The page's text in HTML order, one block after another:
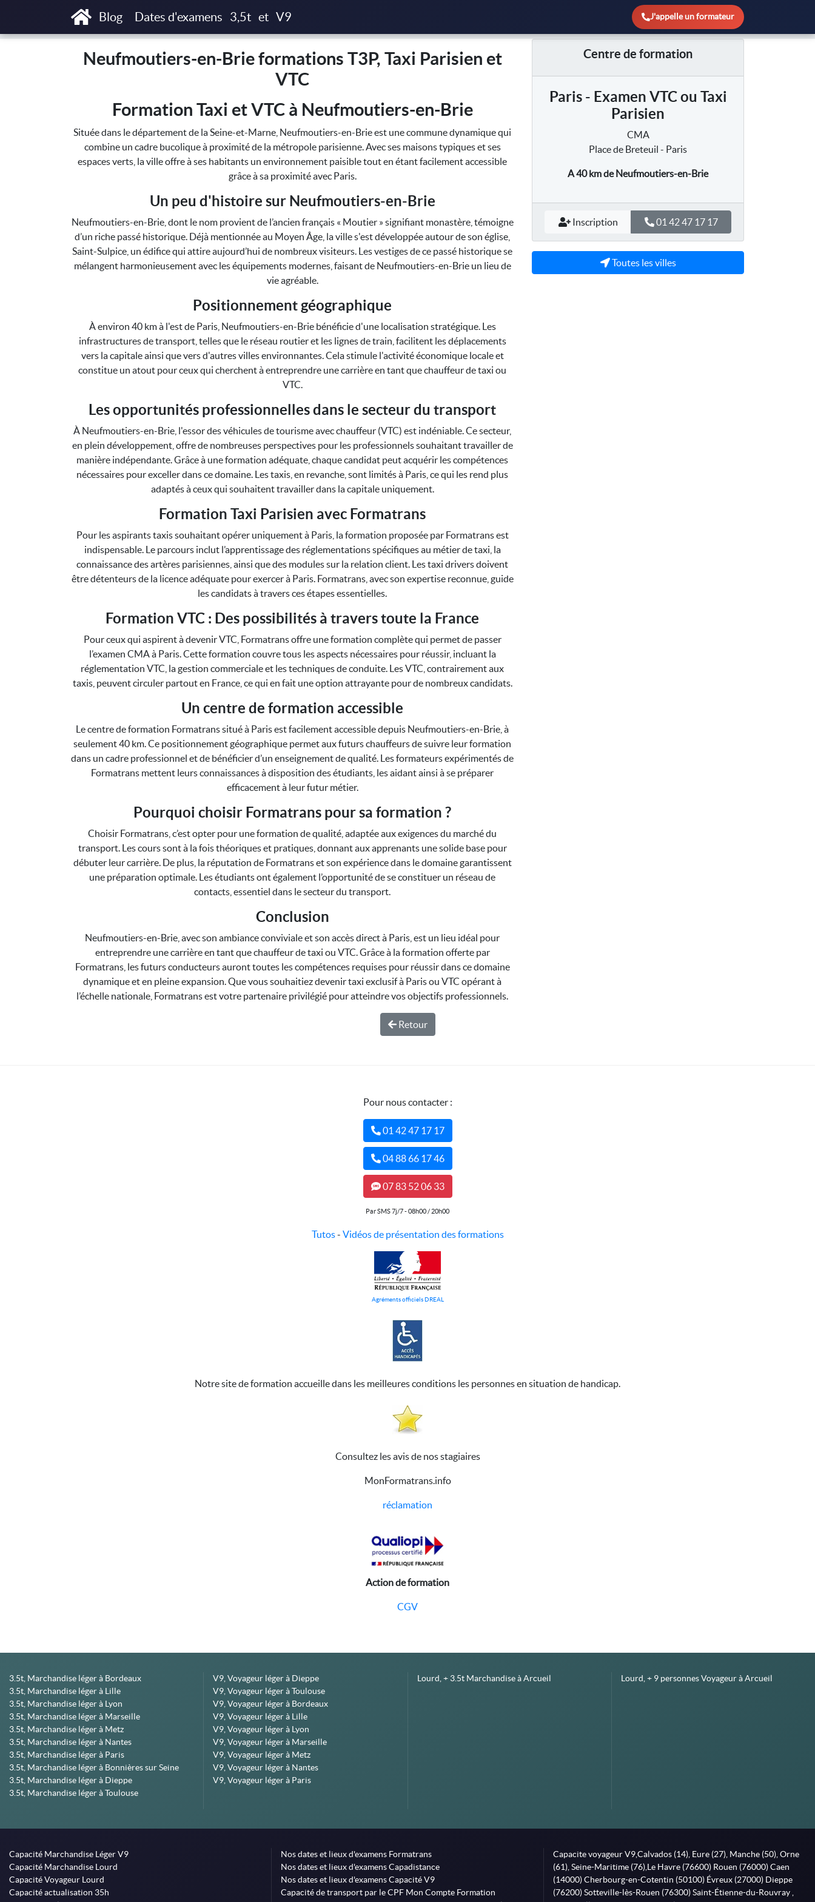
Blog Dates d'examens 3,5t et V9 J'appelle un formateur
Accueil Neufmoutiers-en-Brie formations T3P, Taxi Parisien et VTC
Neufmoutiers-en-Brie formations T3P, Taxi Parisien et
VTC
Formation Taxi et VTC à Neufmoutiers-en-Brie
Située dans le département de la Seine-et-Marne, Neufmoutiers-en-Brie est une commune dynamique qui
combine un cadre bucolique à proximité de la métropole parisienne. Avec ses maisons typiques et ses
espaces verts, la ville offre à ses habitants un environnement paisible tout en étant facilement accessible
grâce à sa proximité avec Paris.
Un peu d'histoire sur Neufmoutiers-en-Brie
Neufmoutiers-en-Brie, dont le nom provient de l’ancien français « Moutier » signifiant monastère, témoigne
d’un riche passé historique. Déjà mentionnée au Moyen Âge, la ville s'est développée autour de son église,
Saint-Sulpice, un édifice qui attire aujourd’hui de nombreux visiteurs. Les vestiges de ce passé historique se
mélangent harmonieusement avec les équipements modernes, faisant de Neufmoutiers-en-Brie un lieu de
vie agréable.
Positionnement géographique
À environ 40 km à l'est de Paris, Neufmoutiers-en-Brie bénéficie d'une localisation stratégique. Les
infrastructures de transport, telles que le réseau routier et les lignes de train, facilitent les déplacements
vers la capitale ainsi que vers d'autres villes environnantes. Cela stimule l'activité économique locale et
constitue un atout pour ceux qui cherchent à entreprendre une carrière en tant que chauffeur de taxi ou
VTC.
Les opportunités professionnelles dans le secteur du transport
À Neufmoutiers-en-Brie, l'essor des véhicules de tourisme avec chauffeur (VTC) est indéniable. Ce secteur,
en plein développement, offre de nombreuses perspectives pour les professionnels souhaitant travailler de
manière indépendante. Grâce à une formation adéquate, chaque candidat peut acquérir les compétences
nécessaires pour exceller dans ce domaine. Les taxis, en revanche, sont limités à Paris, ce qui les rend plus
adaptés à ceux qui souhaitent travailler dans la capitale uniquement.
Formation Taxi Parisien avec Formatrans
Pour les aspirants taxis souhaitant opérer uniquement à Paris, la formation proposée par Formatrans est
indispensable. Le parcours inclut l’apprentissage des réglementations spécifiques au métier de taxi, la
connaissance des artères parisiennes, ainsi que des modules sur la relation client. Les taxi drivers doivent
être détenteurs de la licence adéquate pour exercer à Paris. Formatrans, avec son expertise reconnue, guide
les candidats à travers ces étapes essentielles.
Formation VTC : Des possibilités à travers toute la France
Pour ceux qui aspirent à devenir VTC, Formatrans offre une formation complète qui permet de passer
l’examen CMA à Paris. Cette formation couvre tous les aspects nécessaires pour réussir, incluant la
réglementation VTC, la gestion commerciale et les techniques de conduite. Les VTC, contrairement aux
taxis, peuvent circuler partout en France, ce qui en fait une option attrayante pour de nombreux candidats.
Un centre de formation accessible
Le centre de formation Formatrans situé à Paris est facilement accessible depuis Neufmoutiers-en-Brie, à
seulement 40 km. Ce positionnement géographique permet aux futurs chauffeurs de suivre leur formation
dans un cadre professionnel et de bénéficier d’un enseignement de qualité. Les formateurs expérimentés de
Formatrans mettent leurs connaissances à disposition des étudiants, les aidant ainsi à se préparer
efficacement à leur futur métier.
Pourquoi choisir Formatrans pour sa formation ?
Choisir Formatrans, c’est opter pour une formation de qualité, adaptée aux exigences du marché du
transport. Les cours sont à la fois théoriques et pratiques, donnant aux apprenants une solide base pour
débuter leur carrière. De plus, la réputation de Formatrans et son expérience dans le domaine garantissent
une préparation optimale. Les étudiants ont également l’opportunité de se constituer un réseau de
contacts, essentiel dans le secteur du transport.
Conclusion
Neufmoutiers-en-Brie, avec son ambiance conviviale et son accès direct à Paris, est un lieu idéal pour
entreprendre une carrière en tant que chauffeur de taxi ou VTC. Grâce à la formation offerte par
Formatrans, les futurs conducteurs auront toutes les compétences requises pour réussir dans ce domaine
dynamique et en pleine expansion. Que vous souhaitiez devenir taxi exclusif à Paris ou VTC opérant à
l’échelle nationale, Formatrans est votre partenaire privilégié pour atteindre vos objectifs professionnels.
Centre de formation
Paris - Examen VTC ou Taxi
Parisien
CMA
Place de Breteuil - Paris
A 40 kmde Neufmoutiers-en-Brie
Inscription 01 42 47 17 17
Toutes les villes
Retour
Pour nous contacter :
01 42 47 17 17
04 88 66 17 46
07 83 52 06 33
Par SMS 7j/7 - 08h00 / 20h00
Tutos- Vidéos de présentation des formations
Agréments officiels DREAL
Notre site de formation accueille dans les meilleures conditions les personnes en situation de handicap.
Consultez les avis de nos stagiaires
MonFormatrans.info
réclamation
Action de formation
CGV
3.5t, Marchandise léger à Bordeaux
3.5t, Marchandise léger à Lille
3.5t, Marchandise léger à Lyon
3.5t, Marchandise léger à Marseille
3.5t, Marchandise léger à Metz
3.5t, Marchandise léger à Nantes
3.5t, Marchandise léger à Paris
3.5t, Marchandise léger à Bonnières sur Seine
3.5t, Marchandise léger à Dieppe
3.5t, Marchandise léger à Toulouse
V9, Voyageur léger à Dieppe
V9, Voyageur léger à Toulouse
V9, Voyageur léger à Bordeaux
V9, Voyageur léger à Lille
V9, Voyageur léger à Lyon
V9, Voyageur léger à Marseille
V9, Voyageur léger à Metz
V9, Voyageur léger à Nantes
V9, Voyageur léger à Paris
Lourd, + 3.5t Marchandise à Arcueil Lourd, + 9 personnes Voyageur à Arcueil
Capacité Marchandise Léger V9
Capacité Marchandise Lourd
Capacité Voyageur Lourd
Capacité actualisation 35h
Nos dates et lieux d'examens Formatrans
Nos dates et lieux d'examens Capadistance
Nos dates et lieux d'examens Capacité V9
Capacité de transport par le CPF Mon Compte Formation
Capacite voyageur V9,Calvados (14), Eure (27), Manche (50), Orne
(61), Seine-Maritime (76),Le Havre (76600) Rouen (76000) Caen
(14000) Cherbourg-en-Cotentin (50100) Évreux (27000) Dieppe
(76200) Sotteville-lès-Rouen (76300) Saint-Étienne-du-Rouvray ,